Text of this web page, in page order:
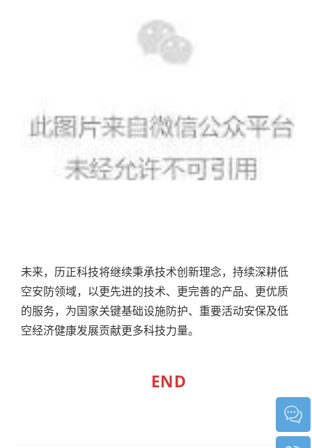
未来，历正科技将继续秉承技术创新理念，持续深耕低
空安防领域，以更先进的技术、更完善的产品、更优质
的服务，为国家关键基础设施防护、重要活动安保及低
空经济健康发展贡献更多科技力量。
END